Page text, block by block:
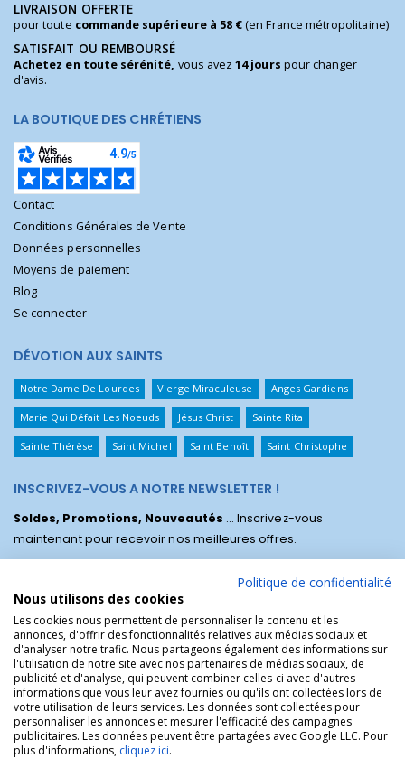
LIVRAISON OFFERTE
pour toute commande supérieure à 58 €(en France métropolitaine)
SATISFAIT OU REMBOURSÉ
Achetez en toute sérénité, vous avez14 jours pour changer
d'avis.
LA BOUTIQUE DES CHRÉTIENS
Contact
Conditions Générales de Vente
Données personnelles
Moyens de paiement
Blog
Se connecter
DÉVOTION AUX SAINTS
Notre Dame De Lourdes Vierge Miraculeuse Anges Gardiens
Marie Qui Défait Les Noeuds Jésus Christ Sainte Rita
Sainte Thérèse Saint Michel Saint Benoît Saint Christophe
INSCRIVEZ-VOUS A NOTRE NEWSLETTER !
Soldes, Promotions, Nouveautés ... Inscrivez-vous
maintenant pour recevoir nos meilleures offres.
La Boutique des Chrétiens © | La boutique religieuse chrétienne de
référence !.
Politique de confidentialité
Nous utilisons des cookies
Les cookies nous permettent de personnaliser le contenu et les
annonces, d'offrir des fonctionnalités relatives aux médias sociaux et
d'analyser notre trafic. Nous partageons également des informations sur
l'utilisation de notre site avec nos partenaires de médias sociaux, de
publicité et d'analyse, qui peuvent combiner celles-ci avec d'autres
informations que vous leur avez fournies ou qu'ils ont collectées lors de
votre utilisation de leurs services. Les données sont collectées pour
personnaliser les annonces et mesurer l'efficacité des campagnes
publicitaires. Les données peuvent être partagées avec Google LLC. Pour
plus d'informations, cliquez ici.